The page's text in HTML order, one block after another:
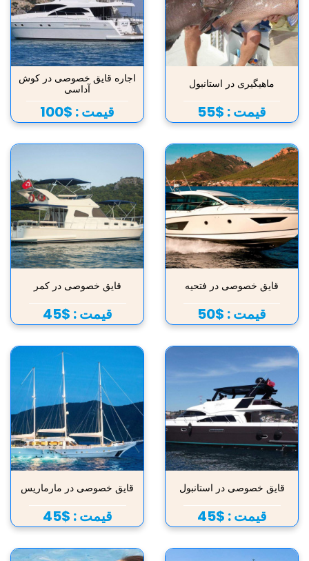
ماهیگیری در استانبول
قیمت : $55
اجاره قایق خصوصی در کوش
آداسی
قیمت : $100
قایق خصوصی در فتحیه
قیمت : $50
قایق خصوصی در کمر
قیمت : $45
قایق خصوصی در استانبول
قیمت : $45
قایق خصوصی در مارماریس
قیمت : $45